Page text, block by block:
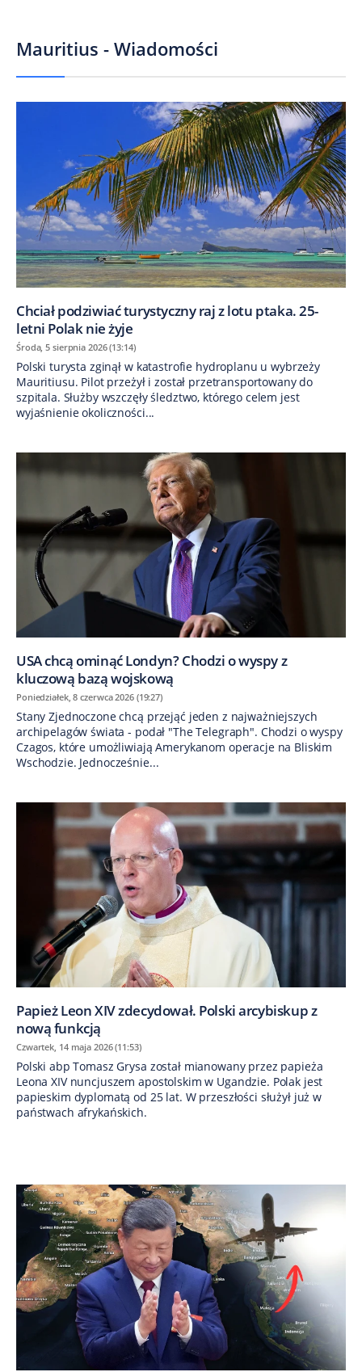
Mauritius - Wiadomości
Chciał podziwiać turystyczny raj z lotu ptaka. 25-
letni Polak nie żyje
Środa, 5 sierpnia 2026 (13:14)
Polski turysta zginął w katastrofie hydroplanu u wybrzeży
Mauritiusu. Pilot przeżył i został przetransportowany do
szpitala. Służby wszczęły śledztwo, którego celem jest
wyjaśnienie okoliczności...
USA chcą ominąć Londyn? Chodzi o wyspy z
kluczową bazą wojskową
Poniedziałek, 8 czerwca 2026 (19:27)
Stany Zjednoczone chcą przejąć jeden z najważniejszych
archipelagów świata - podał "The Telegraph". Chodzi o wyspy
Czagos, które umożliwiają Amerykanom operacje na Bliskim
Wschodzie. Jednocześnie...
Papież Leon XIV zdecydował. Polski arcybiskup z
nową funkcją
Czwartek, 14 maja 2026 (11:53)
Polski abp Tomasz Grysa został mianowany przez papieża
Leona XIV nuncjuszem apostolskim w Ugandzie. Polak jest
papieskim dyplomatą od 25 lat. W przeszłości służył już w
państwach afrykańskich.